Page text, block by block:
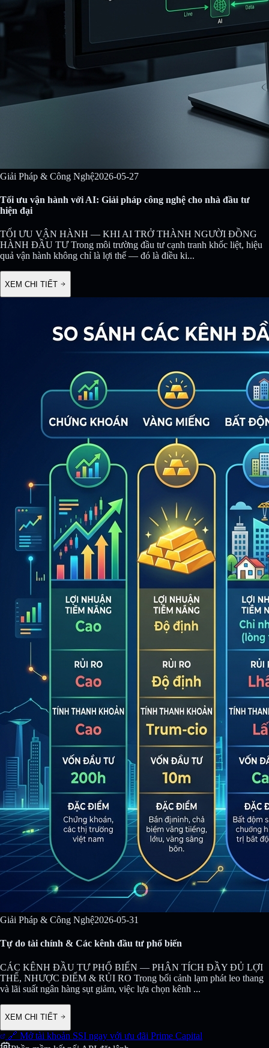
Giải Pháp & Công Nghệ2026-05-27
Tối ưu vận hành với AI: Giải pháp công nghệ cho nhà đầu tư
hiện đại
TỐI ƯU VẬN HÀNH — KHI AI TRỞ THÀNH NGƯỜI ĐỒNG
HÀNH ĐẦU TƯ Trong môi trường đầu tư cạnh tranh khốc liệt, hiệu
quả vận hành không chỉ là lợi thế — đó là điều ki...
XEM CHI TIẾT
Giải Pháp & Công Nghệ2026-05-31
Tự do tài chính & Các kênh đầu tư phổ biến
CÁC KÊNH ĐẦU TƯ PHỔ BIẾN — PHÂN TÍCH ĐẦY ĐỦ LỢI
THẾ, NHƯỢC ĐIỂM & RỦI RO Trong bối cảnh lạm phát leo thang
và lãi suất ngân hàng sụt giảm, việc lựa chọn kênh ...
XEM CHI TIẾT
🔗 Mở tài khoản SSI ngay với ưu đãi Prime Capital